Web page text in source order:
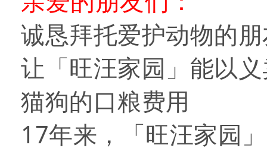
诚恳拜托爱护动物的
让「旺汪家园」能以
猫狗的口粮费用
17年来，「旺汪家园